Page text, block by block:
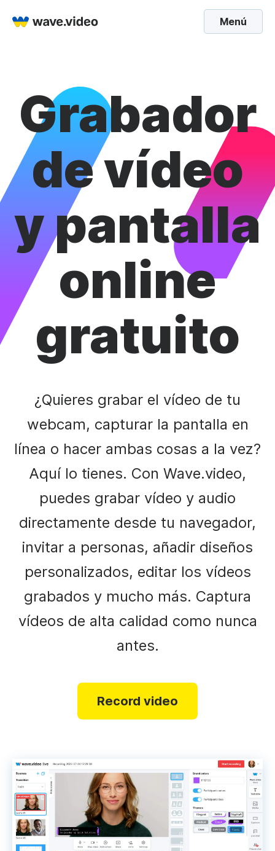
Menú
Grabador
de vídeo
y pantalla
online
gratuito
¿Quieres grabar el vídeo de tu
webcam, capturar la pantalla en
línea o hacer ambas cosas a la vez?
Aquí lo tienes. Con Wave.video,
puedes grabar vídeo y audio
directamente desde tu navegador,
invitar a personas, añadir diseños
personalizados, editar los vídeos
grabados y mucho más. Captura
vídeos de alta calidad como nunca
antes.
Record video